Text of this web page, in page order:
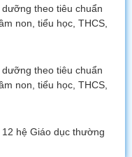
theo tiêu chuẩn
non, tiểu học, THCS,
theo tiêu chuẩn
non, tiểu học, THCS,
hệ Giáo dục thường